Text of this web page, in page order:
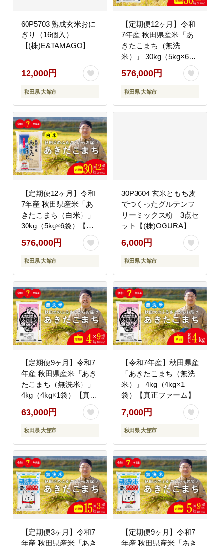
60P5703 熟成玄米おに
ぎり（16個入）
【(株)E&TAMAGO】
12,000円
秋田県 大館市
【定期便12ヶ月】令和
7年産 秋田県産米「あ
きたこまち（無洗
米）」 30kg（5kg×6
袋）【真正ファーム】
576,000円
秋田県 大館市
【定期便12ヶ月】令和
7年産 秋田県産米「あ
きたこまち（白米）」
30kg（5kg×6袋）【真
正ファーム】
576,000円
秋田県 大館市
30P3604 玄米ともち麦
でつくったグルテンフ
リーミックス粉 3点セ
ット【(株)OGURA】
6,000円
秋田県 大館市
【定期便9ヶ月】令和7
年産 秋田県産米「あき
たこまち（無洗米）」
4kg（4kg×1袋）【真正
ファーム】
63,000円
秋田県 大館市
【令和7年産】秋田県産
「あきたこまち（無洗
米）」 4kg（4kg×1
袋）【真正ファーム】
7,000円
秋田県 大館市
【定期便3ヶ月】令和7
年産 秋田県産米「あき
【定期便9ヶ月】令和7
年産 秋田県産米「あき